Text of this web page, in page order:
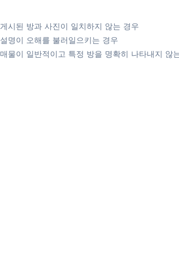
게시된 방과 사진이 일치하지 않는 경우
설명이 오해를 불러일으키는 경우
매물이 일반적이고 특정 방을 명확히 나타내지 않